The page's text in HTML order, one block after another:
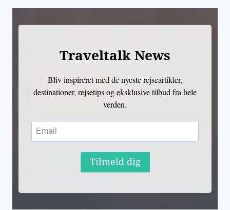
Traveltalk News
Bliv inspireret med de nyeste rejseartikler,
destinationer, rejsetips og eksklusive tilbud fra hele
verden.
Tilmeld dig